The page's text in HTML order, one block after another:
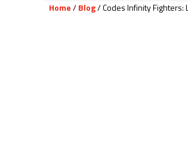
Home/Blog/ Codes Infinity Fighters: